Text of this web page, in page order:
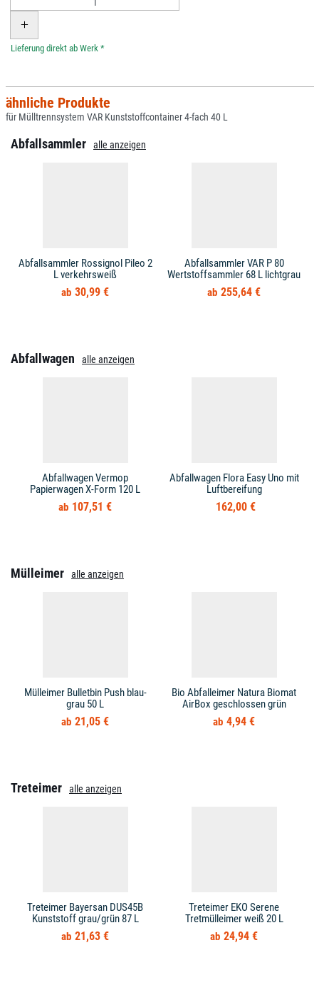
*
ähnliche Produkte
für Mülltrennsystem VAR Kunststoffcontainer 4-fach 40 L
Abfallsammler alle anzeigen
Abfallsammler Rossignol Pileo 2
L verkehrsweiß
30,99 €
Abfallsammler VAR P 80
Wertstoffsammler 68 L lichtgrau
255,64 €
Abfallwagen alle anzeigen
Abfallwagen Vermop
Papierwagen X-Form 120 L
107,51 €
Abfallwagen Flora Easy Uno mit
Luftbereifung
162,00 €
Mülleimer alle anzeigen
Mülleimer Bulletbin Push blau-
grau 50 L
21,05 €
Bio Abfalleimer Natura Biomat
AirBox geschlossen grün
4,94 €
Treteimer alle anzeigen
Treteimer Bayersan DUS45B
Kunststoff grau/grün 87 L
21,63 €
Treteimer EKO Serene
Tretmülleimer weiß 20 L
24,94 €